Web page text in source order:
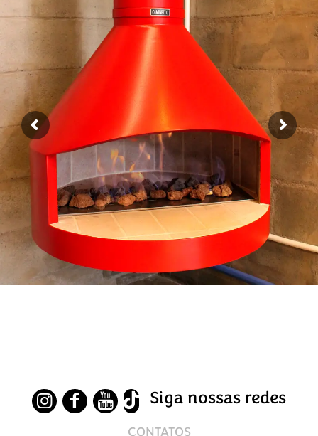
Siga nossas redes
CONTATOS